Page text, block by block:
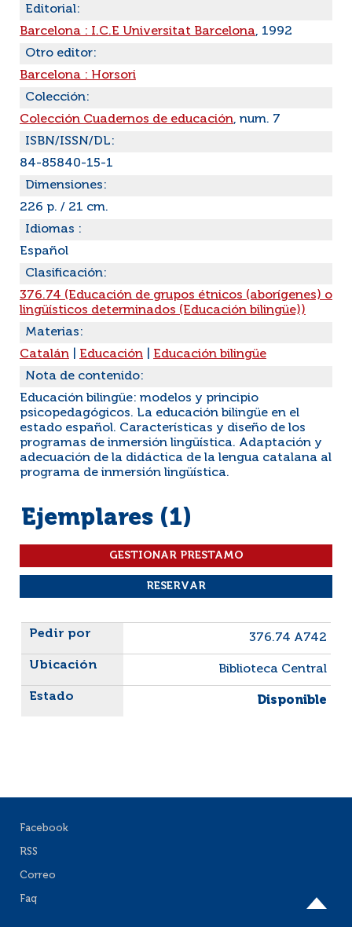
Editorial:
Barcelona : I.C.E Universitat Barcelona, 1992
Otro editor:
Barcelona : Horsori
Colección:
Colección Cuadernos de educación, num. 7
ISBN/ISSN/DL:
84-85840-15-1
Dimensiones:
226 p. / 21 cm.
Idiomas :
Español
Clasificación:
376.74 (Educación de grupos étnicos (aborígenes) o
lingüísticos determinados (Educación bilingüe))
Materias:
Catalán
Educación
Educación bilingüe
Nota de contenido:
Educación bilingüe: modelos y principio
psicopedagógicos. La educación bilingüe en el
estado español. Características y diseño de los
programas de inmersión lingüística. Adaptación y
adecuación de la didáctica de la lengua catalana al
programa de inmersión lingüística.
Ejemplares (1)
Liste des exemplaires
376.74 A742
Biblioteca Central
Disponible
Facebook
RSS
Correo
Faq